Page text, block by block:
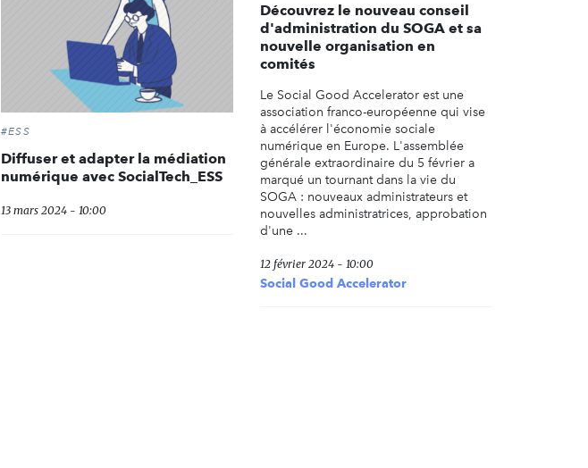
#ESS
Diffuser et adapter la médiation
numérique avec SocialTech_ESS
13 mars 2024 - 10:00
Découvrez le nouveau conseil
d'administration du SOGA et sa
nouvelle organisation en
comités
Le Social Good Accelerator est une
association franco-européenne qui vise
à accélérer l'économie sociale
numérique en Europe. L'assemblée
générale extraordinaire du 5 février a
marqué un tournant dans la vie du
SOGA : nouveaux administrateurs et
nouvelles administratrices, approbation
d'une ...
12 février 2024 - 10:00
Social Good Accelerator